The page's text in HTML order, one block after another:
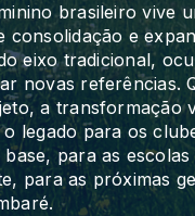
brasileiro vive
consolidação e
eixo tradicional,
novas referências.
a transformação
o legado para os
para as escolas
para as próximas